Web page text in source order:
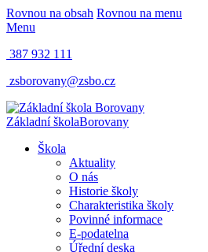
Rovnou na obsah Rovnou na menu
Menu
387 932 111
zsborovany@zsbo.cz
Základní školaBorovany
Škola
Aktuality
O nás
Historie školy
Charakteristika školy
Povinné informace
E-podatelna
Úřední deska